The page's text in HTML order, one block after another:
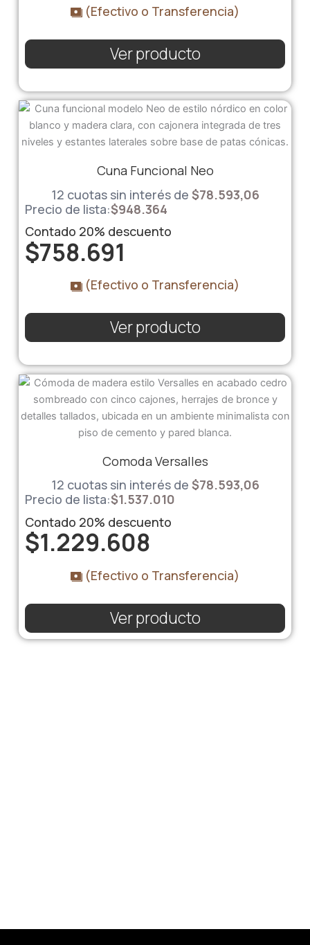
(Efectivo o Transferencia)
Ver producto
Cuna Funcional Neo
12 cuotas sin interés de $78.593,06
Precio de lista:$948.364
Contado 20% descuento
$758.691
(Efectivo o Transferencia)
Ver producto
Comoda Versalles
12 cuotas sin interés de $78.593,06
Precio de lista:$1.537.010
Contado 20% descuento
$1.229.608
(Efectivo o Transferencia)
Ver producto